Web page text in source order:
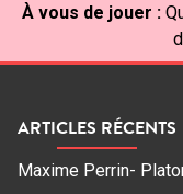
À vous de jouer :
ARTICLES RÉCENTS
Maxime Perrin-